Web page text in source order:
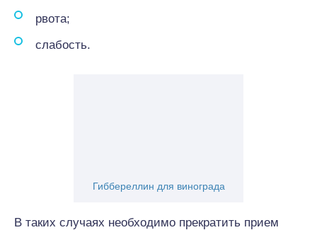
рвота;
слабость.
Гиббереллин для винограда
В таких случаях необходимо прекратить прием